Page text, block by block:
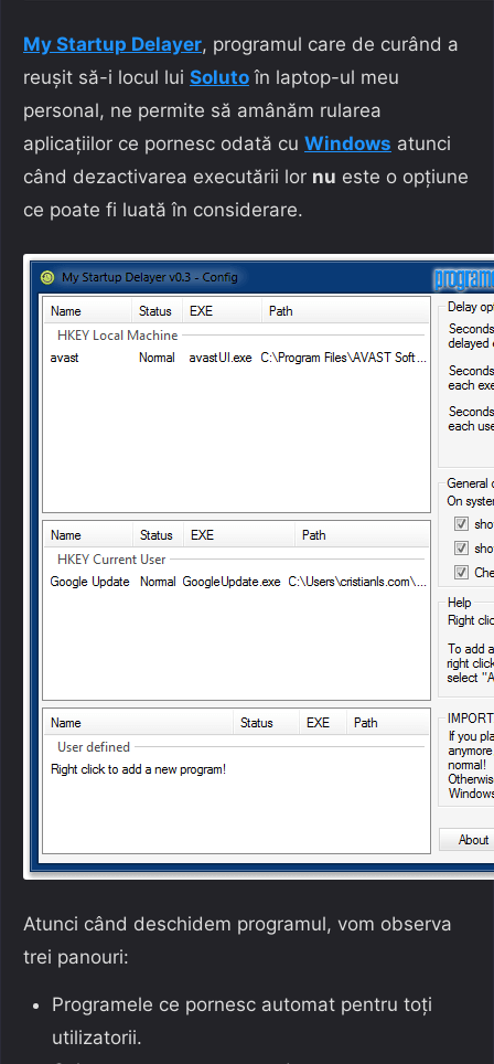
My Startup Delayer, programul care de curând a
reușit să-i locul lui Soluto în laptop-ul meu
personal, ne permite să amânăm rularea
aplicațiilor ce pornesc odată cu Windows atunci
când dezactivarea executării lor nu este o opțiune
ce poate fi luată în considerare.
Atunci când deschidem programul, vom observa
trei panouri:
Programele ce pornesc automat pentru toți
utilizatorii.